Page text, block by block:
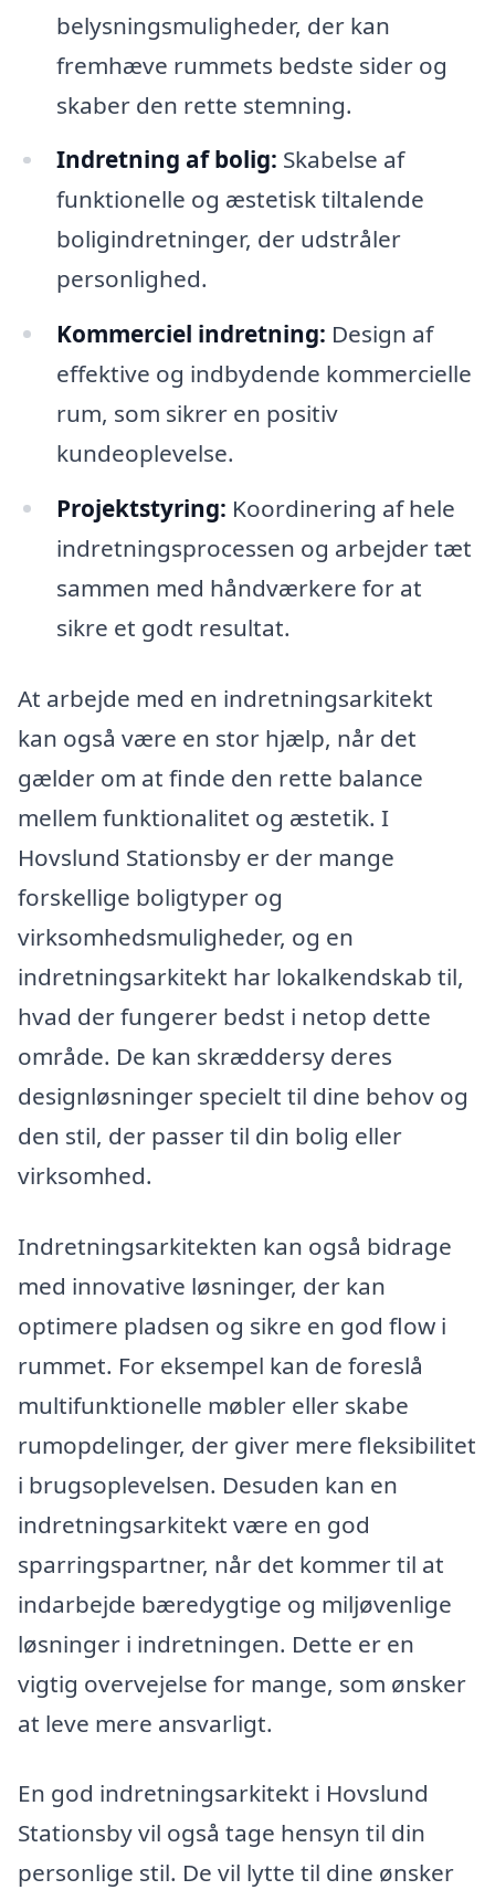
belysningsmuligheder, der kan
fremhæve rummets bedste sider og
skaber den rette stemning.
Indretning af bolig: Skabelse af
funktionelle og æstetisk tiltalende
boligindretninger, der udstråler
personlighed.
Kommerciel indretning: Design af
effektive og indbydende kommercielle
rum, som sikrer en positiv
kundeoplevelse.
Projektstyring: Koordinering af hele
indretningsprocessen og arbejder tæt
sammen med håndværkere for at
sikre et godt resultat.
At arbejde med en indretningsarkitekt
kan også være en stor hjælp, når det
gælder om at finde den rette balance
mellem funktionalitet og æstetik. I
Hovslund Stationsby er der mange
forskellige boligtyper og
virksomhedsmuligheder, og en
indretningsarkitekt har lokalkendskab til,
hvad der fungerer bedst i netop dette
område. De kan skræddersy deres
designløsninger specielt til dine behov og
den stil, der passer til din bolig eller
virksomhed.
Indretningsarkitekten kan også bidrage
med innovative løsninger, der kan
optimere pladsen og sikre en god flow i
rummet. For eksempel kan de foreslå
multifunktionelle møbler eller skabe
rumopdelinger, der giver mere fleksibilitet
i brugsoplevelsen. Desuden kan en
indretningsarkitekt være en god
sparringspartner, når det kommer til at
indarbejde bæredygtige og miljøvenlige
løsninger i indretningen. Dette er en
vigtig overvejelse for mange, som ønsker
at leve mere ansvarligt.
En god indretningsarkitekt i Hovslund
Stationsby vil også tage hensyn til din
personlige stil. De vil lytte til dine ønsker